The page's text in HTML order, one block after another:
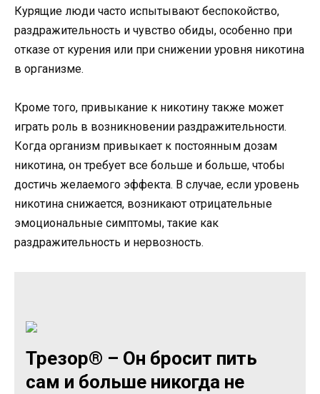
Курящие люди часто испытывают беспокойство,
раздражительность и чувство обиды, особенно при
отказе от курения или при снижении уровня никотина
в организме.
Кроме того, привыкание к никотину также может
играть роль в возникновении раздражительности.
Когда организм привыкает к постоянным дозам
никотина, он требует все больше и больше, чтобы
достичь желаемого эффекта. В случае, если уровень
никотина снижается, возникают отрицательные
эмоциональные симптомы, такие как
раздражительность и нервозность.
Трезор® – Он бросит пить
сам и больше никогда не